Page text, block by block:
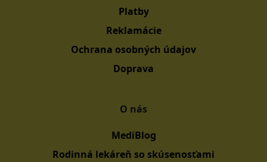
Platby
Reklamácie
Ochrana osobných údajov
Doprava
O nás
MediBlog
Rodinná lekáreň so skúsenosťami